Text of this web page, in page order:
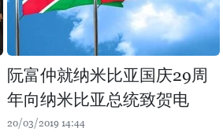
阮富仲就纳米比亚国庆29周
年向纳米比亚总统致贺电
20/03/2019 14:44